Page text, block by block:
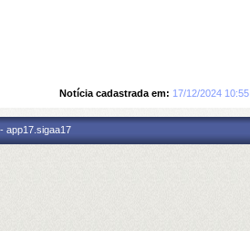
Notícia cadastrada em: 17/12/2024 10:55
app17.sigaa17